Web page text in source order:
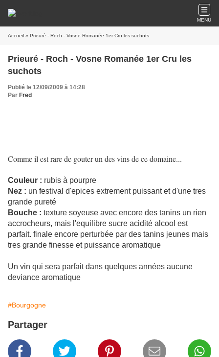
MENU
Accueil » Prieuré - Roch - Vosne Romanée 1er Cru les suchots
Prieuré - Roch - Vosne Romanée 1er Cru les
suchots
Publié le 12/09/2009 à 14:28
Par Fred
Comme il est rare de gouter un des vins de ce domaine...
Couleur : rubis à pourpre
Nez : un festival d'epices extrement puissant et d'une tres
grande pureté
Bouche : texture soyeuse avec encore des tanins un rien
accrocheurs, mais l'equilibre sucre acidité alcool est
parfait. finale encore perturbée par des tanins jeunes mais
tres grande finesse et puissance aromatique
Un vin qui sera parfait dans quelques années aucune
deviance aromatique
#Bourgogne
Partager